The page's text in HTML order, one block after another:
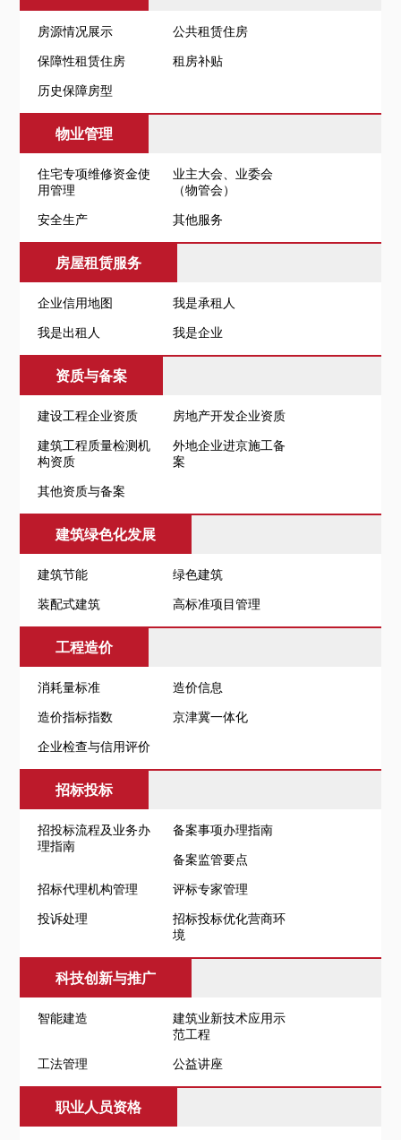
房源情况展示 公共租赁住房
保障性租赁住房 租房补贴
历史保障房型
物业管理
住宅专项维修资金使
用管理
业主大会、业委会
（物管会）
安全生产 其他服务
房屋租赁服务
企业信用地图 我是承租人
我是出租人 我是企业
资质与备案
建设工程企业资质 房地产开发企业资质
建筑工程质量检测机
构资质
外地企业进京施工备
案
其他资质与备案
建筑绿色化发展
建筑节能 绿色建筑
装配式建筑 高标准项目管理
工程造价
消耗量标准 造价信息
造价指标指数 京津冀一体化
企业检查与信用评价
招标投标
招投标流程及业务办
理指南
备案事项办理指南
备案监管要点
招标代理机构管理 评标专家管理
投诉处理
招标投标优化营商环
境
科技创新与推广
智能建造
建筑业新技术应用示
范工程
工法管理 公益讲座
职业人员资格